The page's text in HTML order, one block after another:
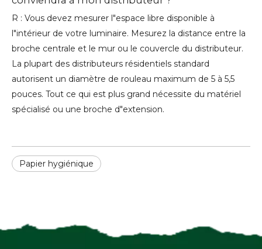
R : Vous devez mesurer l"espace libre disponible à
l"intérieur de votre luminaire. Mesurez la distance entre la
broche centrale et le mur ou le couvercle du distributeur.
La plupart des distributeurs résidentiels standard
autorisent un diamètre de rouleau maximum de 5 à 5,5
pouces. Tout ce qui est plus grand nécessite du matériel
spécialisé ou une broche d"extension.
Papier hygiénique